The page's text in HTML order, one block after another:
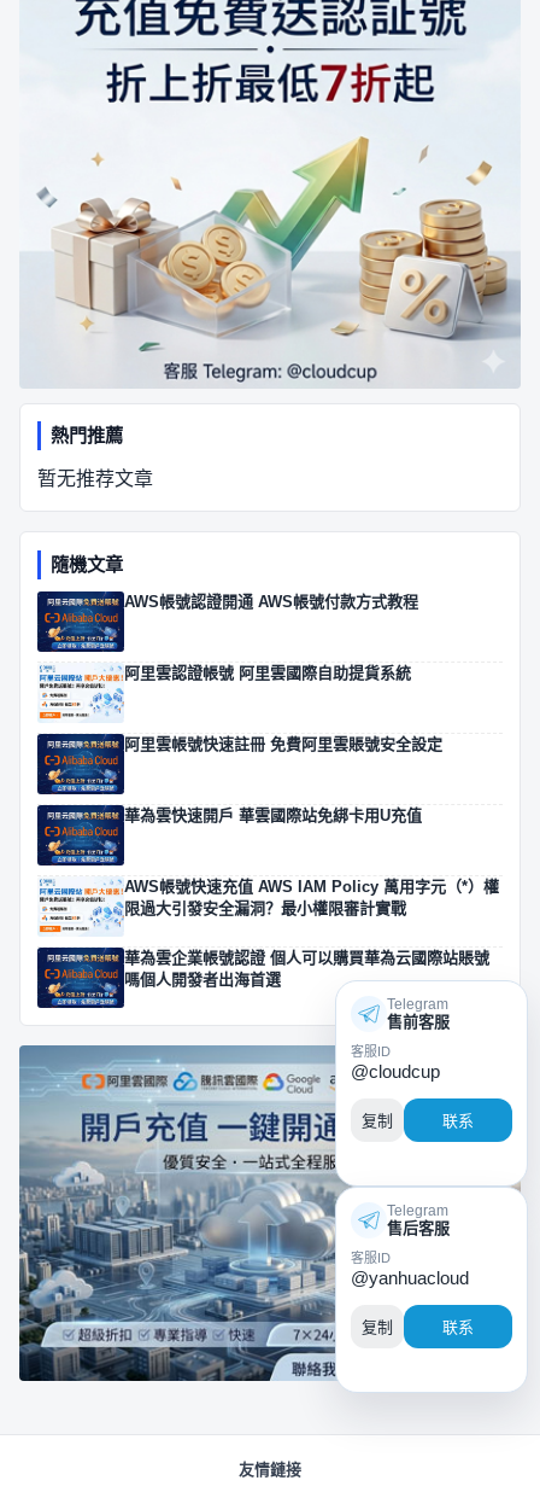
熱門推薦
暂无推荐文章
隨機文章
AWS帳號認證開通 AWS帳號付款方式教程
阿里雲認證帳號 阿里雲國際自助提貨系統
阿里雲帳號快速註冊 免費阿里雲賬號安全設定
華為雲快速開戶 華雲國際站免綁卡用U充值
AWS帳號快速充值 AWS IAM Policy 萬用字元（*）權
限過大引發安全漏洞？最小權限審計實戰
華為雲企業帳號認證 個人可以購買華為云國際站賬號
嗎個人開發者出海首選
友情鏈接
Telegram
售前客服
客服ID
@cloudcup
复制 联系
Telegram
售后客服
客服ID
@yanhuacloud
复制 联系